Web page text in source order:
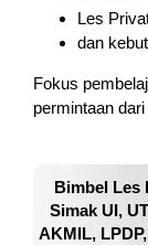
Les
dan
Fokus
permintaan
Bimbel Les
Simak UI,
AKMIL,